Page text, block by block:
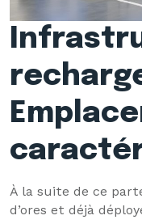
À la suite de ce
d’ores et déjà